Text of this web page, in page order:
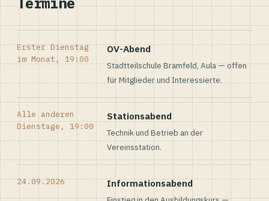
Erster Dienstag
im Monat, 19:00
OV-Abend
Stadtteilschule Bramfeld, Aula — offen
für Mitglieder und Interessierte.
Alle anderen
Dienstage, 19:00
Stationsabend
Technik und Betrieb an der
Vereinsstation.
24.09.2026 Informationsabend